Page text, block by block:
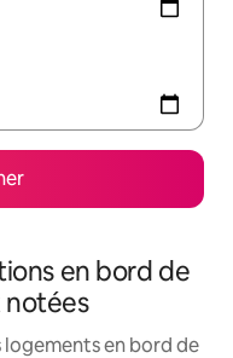
en bord de
notées
logements en bord de